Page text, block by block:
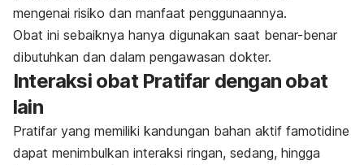
mengenai risiko dan manfaat penggunaannya.
Obat ini sebaiknya hanya digunakan saat benar-benar
dibutuhkan dan dalam pengawasan dokter.
Interaksi obat Pratifar dengan obat
lain
Pratifar yang memiliki kandungan bahan aktif famotidine
dapat menimbulkan interaksi ringan, sedang, hingga